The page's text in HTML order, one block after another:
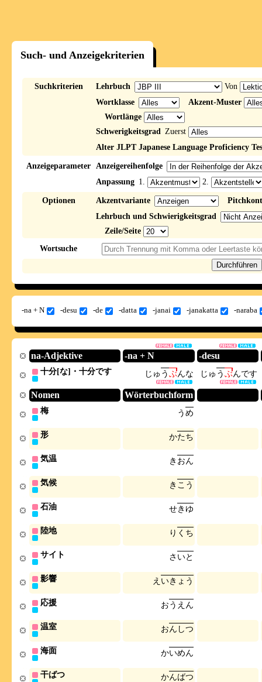
Such- und Anzeigekriterien
Suchkriterien Lehrbuch
Von
Wortklasse
Akzent-Muster
Wortlänge
Schwerigkeitsgrad Zuerst
Alter JLPT Japanese Language Proficiency
Anzeigeparameter Anzeigereihenfolge
Anpassung 1. 2.
Optionen Akzentvariante
Lehrbuch und Schwierigkeitsgrad
Zeile/Seite
Wortsuche
-na + N -desu -de -datta -janai -janakatta -naraba
na-Adjektive -na + N -desu
十分[な]・十分です じ ゅ うぶんな じ ゅ うぶんです
Nomen Wörterbuchform
梅 うめ
形 かたち
気温 き おん
気候 き こ う
石油 せき ゆ
陸地 り く ち
サイト さ いと
影響 え いき ょ う
応援 おう え ん
温室 おん しつ
海面 かいめん
干ばつ かんばつ